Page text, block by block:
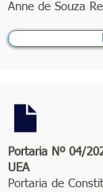
Anne de Souza
Portaria Nº 04/
UEA
Portaria de